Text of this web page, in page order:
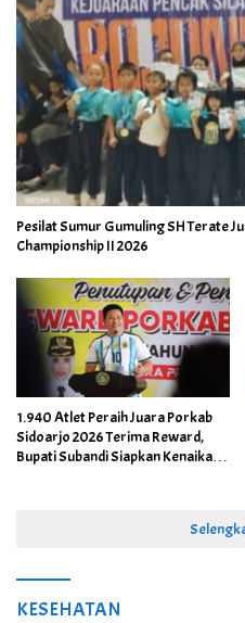
Pesilat Sumur Gumuling SH Terate
Championship II 2026
1.940 Atlet Peraih Juara Porkab
Sidoarjo 2026 Terima Reward,
Bupati Subandi Siapkan Kenaikan
KESEHATAN